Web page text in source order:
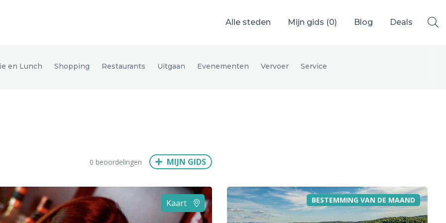
Alle steden Mijn gids (0) Blog Deals
München Wenen Budapest Bangkok
en Lunch Shopping Restaurants Uitgaan Evenementen Vervoer Service
0 beoordelingen MIJN GIDS
Kaart BESTEMMING VAN DE MAAND